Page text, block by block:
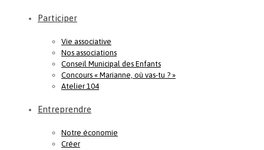
Participer
Vie associative
Nos associations
Conseil Municipal des Enfants
Concours « Marianne, où vas-tu ? »
Atelier 104
Entreprendre
Notre économie
Créer